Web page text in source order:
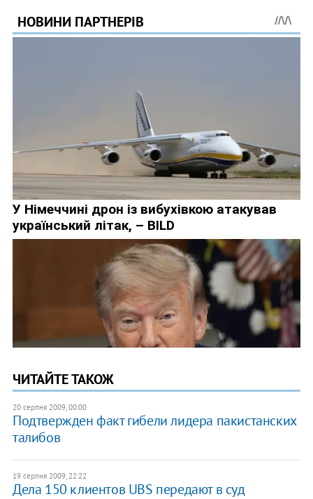
ЧИТАЙТЕ ТАКОЖ
20 серпня 2009, 00:00
Подтвержден факт гибели лидера пакистанских
талибов
19 серпня 2009, 22:22
Дела 150 клиентов UBS передают в суд